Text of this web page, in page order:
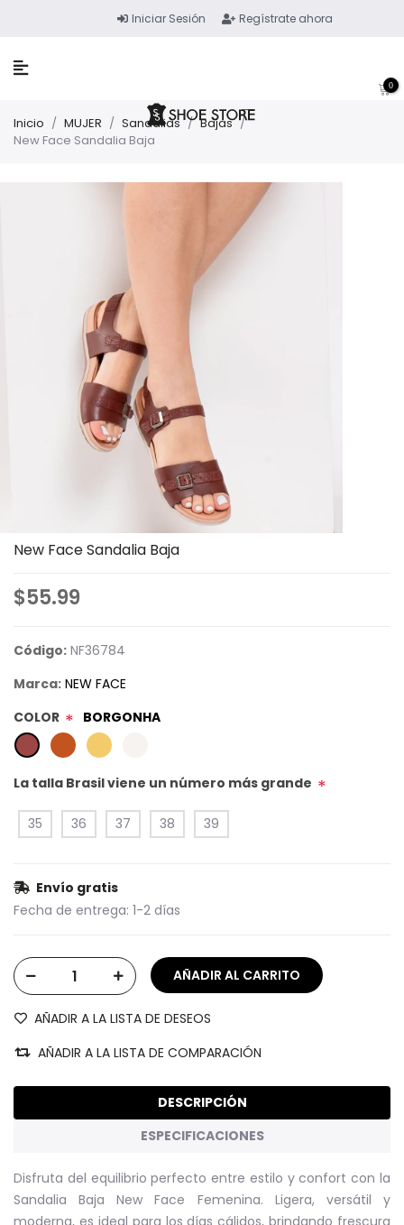
Iniciar Sesión Regístrate ahora
0
Inicio / MUJER / Sandalias / Bajas /
New Face Sandalia Baja
New Face Sandalia Baja
$55.99
Código: NF36784
Marca: NEW FACE
COLOR * BORGONHA
La talla Brasil viene un número más grande *
35 36 37 38 39
Envío gratis
Fecha de entrega: 1-2 días
AÑADIR A LA LISTA DE DESEOS
AÑADIR A LA LISTA DE COMPARACIÓN
DESCRIPCIÓN
ESPECIFICACIONES
Disfruta del equilibrio perfecto entre estilo y confort con la
Sandalia Baja New Face Femenina. Ligera, versátil y